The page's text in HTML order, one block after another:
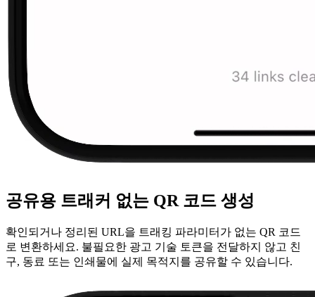
공유용 트래커 없는 QR 코드 생성
확인되거나 정리된 URL을 트래킹 파라미터가 없는 QR 코드
로 변환하세요. 불필요한 광고 기술 토큰을 전달하지 않고 친
구, 동료 또는 인쇄물에 실제 목적지를 공유할 수 있습니다.